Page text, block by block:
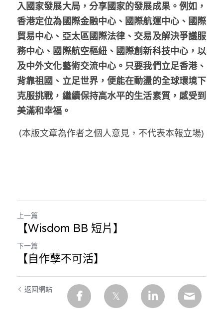
入國家發展大局，分享國家的發展成果。例如，
香港定位為國際金融中心、國際航運中心、國際
貿易中心、亞太區國際法律、交易及解決爭議服
務中心、國際航空樞紐、國際創新科技中心，以
及中外文化藝術交流中心。只要我們立足香港、
背靠祖國、立足世界，便能在動盪的全球環境下
克服挑戰，繼續保持高水平的生活素質，感受到
美滿和幸福。
(本版文章為作者之個人意見，不代表本報立場)
上一篇
【Wisdom BB 短片】
下一篇
【自作孽不可活】
返回網站